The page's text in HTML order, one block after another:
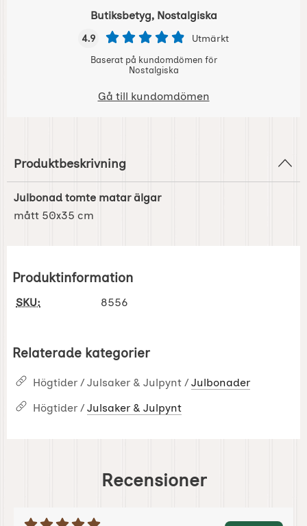
Butiksbetyg, Nostalgiska
4.9 Utmärkt
Baserat på kundomdömen för
Nostalgiska
Gå till kundomdömen
Produktbeskrivning
Julbonad tomte matar älgar
mått 50x35 cm
Produktinformation
SKU: 8556
Relaterade kategorier
Högtider / Julsaker & Julpynt / Julbonader
Högtider / Julsaker & Julpynt
Recensioner